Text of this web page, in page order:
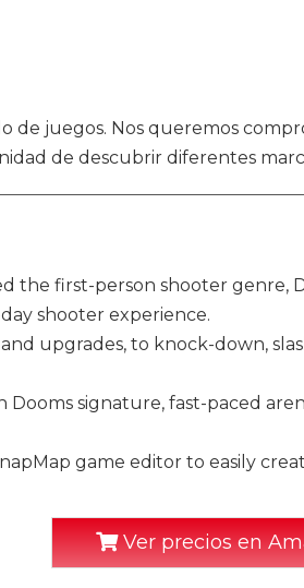
de juegos. Nos queremos
de descubrir diferentes
the first-person shooter genre,
shooter experience.
upgrades, to knock-down,
signature, fast-paced
game editor to easily
Ver precios en